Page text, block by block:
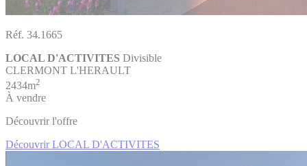
Réf. 34.1665
LOCAL D'ACTIVITES Divisible
CLERMONT L'HERAULT
2434m2
À vendre
Découvrir l'offre
Découvrir LOCAL D'ACTIVITES